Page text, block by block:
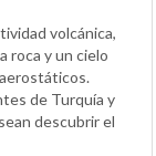
volcánica,
roca y un cielo
de Turquía y
descubrir el